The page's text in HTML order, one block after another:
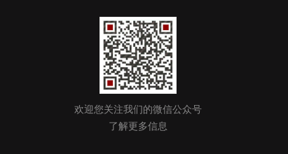
欢迎您关注我们的微信公众号
了解更多信息